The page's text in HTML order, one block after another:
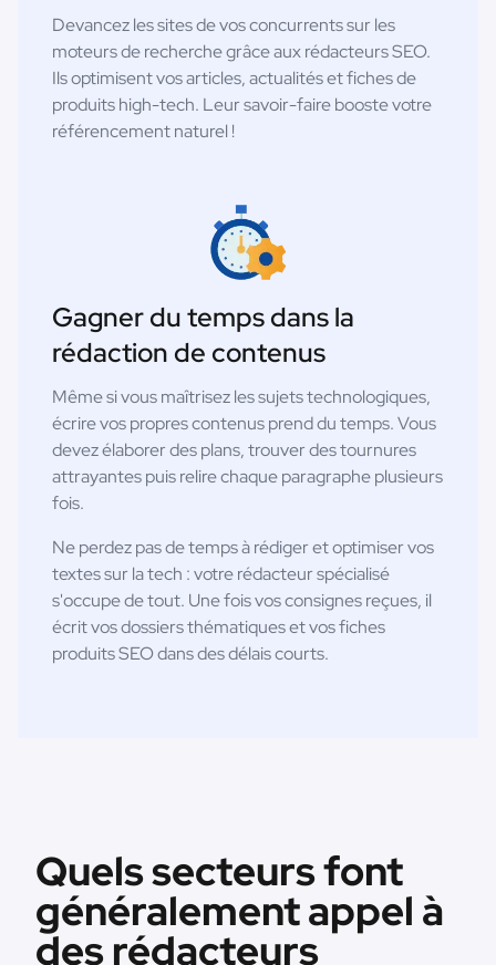
Devancez les sites de vos concurrents sur les
moteurs de recherche grâce aux rédacteurs SEO.
Ils optimisent vos articles, actualités et fiches de
produits high-tech. Leur savoir-faire booste votre
référencement naturel !
Gagner du temps dans la
rédaction de contenus
Même si vous maîtrisez les sujets technologiques,
écrire vos propres contenus prend du temps. Vous
devez élaborer des plans, trouver des tournures
attrayantes puis relire chaque paragraphe plusieurs
fois.
Ne perdez pas de temps à rédiger et optimiser vos
textes sur la tech : votre rédacteur spécialisé
s'occupe de tout. Une fois vos consignes reçues, il
écrit vos dossiers thématiques et vos fiches
produits SEO dans des délais courts.
Quels secteurs font
généralement appel à
des rédacteurs